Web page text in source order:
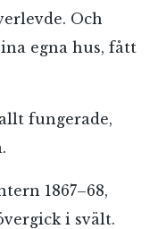
Och
egna hus, fått
fungerade,
1867–68,
i svält.